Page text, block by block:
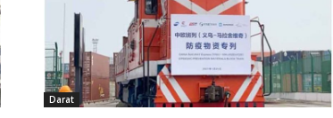
Darat